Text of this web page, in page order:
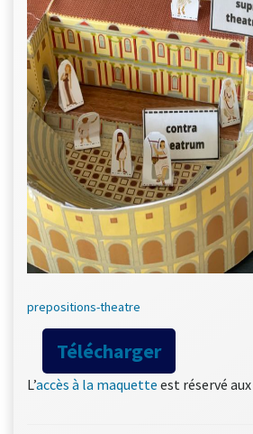
prepositions-theatre
Télécharger
L’accès à la maquette est réservé